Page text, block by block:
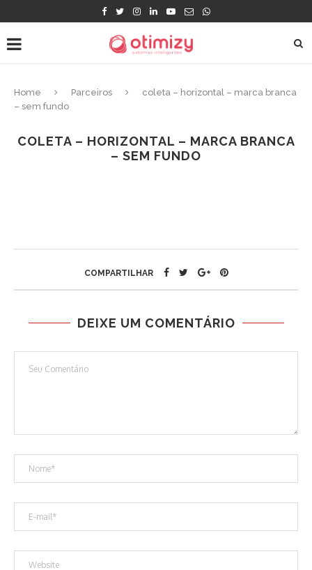
Home Parceiros
coleta – horizontal – marca branca
– sem fundo
COLETA – HORIZONTAL – MARCA BRANCA
– SEM FUNDO
COMPARTILHAR
DEIXE UM COMENTÁRIO